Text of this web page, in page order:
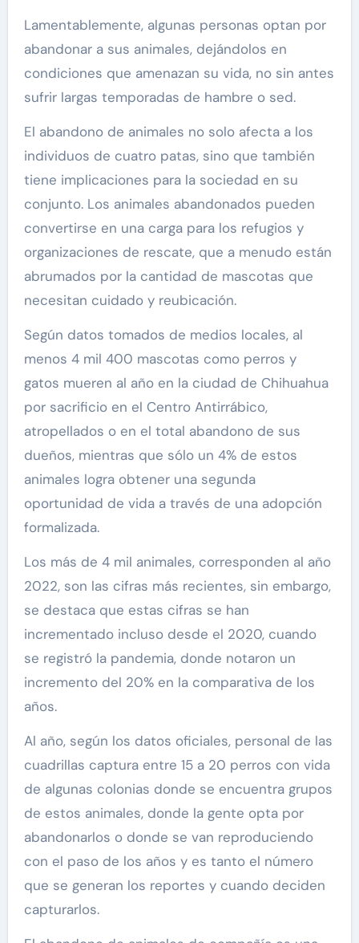
Lamentablemente, algunas personas optan por
abandonar a sus animales, dejándolos en
condiciones que amenazan su vida, no sin antes
sufrir largas temporadas de hambre o sed.
El abandono de animales no solo afecta a los
individuos de cuatro patas, sino que también
tiene implicaciones para la sociedad en su
conjunto. Los animales abandonados pueden
convertirse en una carga para los refugios y
organizaciones de rescate, que a menudo están
abrumados por la cantidad de mascotas que
necesitan cuidado y reubicación.
Según datos tomados de medios locales, al
menos 4 mil 400 mascotas como perros y
gatos mueren al año en la ciudad de Chihuahua
por sacrificio en el Centro Antirrábico,
atropellados o en el total abandono de sus
dueños, mientras que sólo un 4% de estos
animales logra obtener una segunda
oportunidad de vida a través de una adopción
formalizada.
Los más de 4 mil animales, corresponden al año
2022, son las cifras más recientes, sin embargo,
se destaca que estas cifras se han
incrementado incluso desde el 2020, cuando
se registró la pandemia, donde notaron un
incremento del 20% en la comparativa de los
años.
Al año, según los datos oficiales, personal de las
cuadrillas captura entre 15 a 20 perros con vida
de algunas colonias donde se encuentra grupos
de estos animales, donde la gente opta por
abandonarlos o donde se van reproduciendo
con el paso de los años y es tanto el número
que se generan los reportes y cuando deciden
capturarlos.